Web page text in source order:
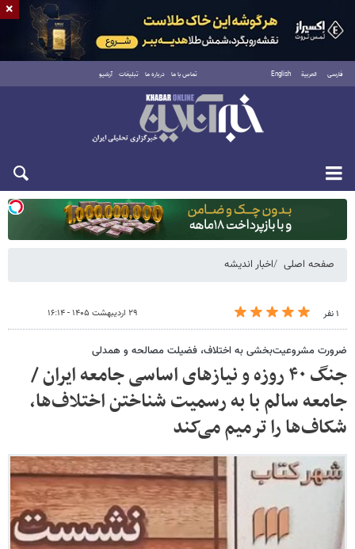
فارسی العربية English تماس با ما درباره ما تبلیغات آرشیو
یکشنبه ۱۸ مرداد ۱۴۰۵
صفحه اصلی اخبار اندیشه
۱ نفر ۲۹ اردیبهشت ۱۴۰۵ - ۱۶:۱۴
ضرورت مشروعیت‌بخشی به اختلاف، فضیلت مصالحه و همدلی
جنگ ۴۰ روزه و نیازهای اساسی جامعه ایران /
جامعه سالم با به رسمیت شناختن اختلاف‌ها،
شکاف‌ها را ترمیم می‌کند
×